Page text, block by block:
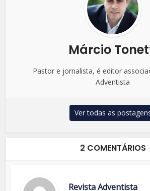
Márcio
Pastor e jornalista, é editor
Adventista
Ver todas as
2 COMENTÁRIOS
Revista Adventista